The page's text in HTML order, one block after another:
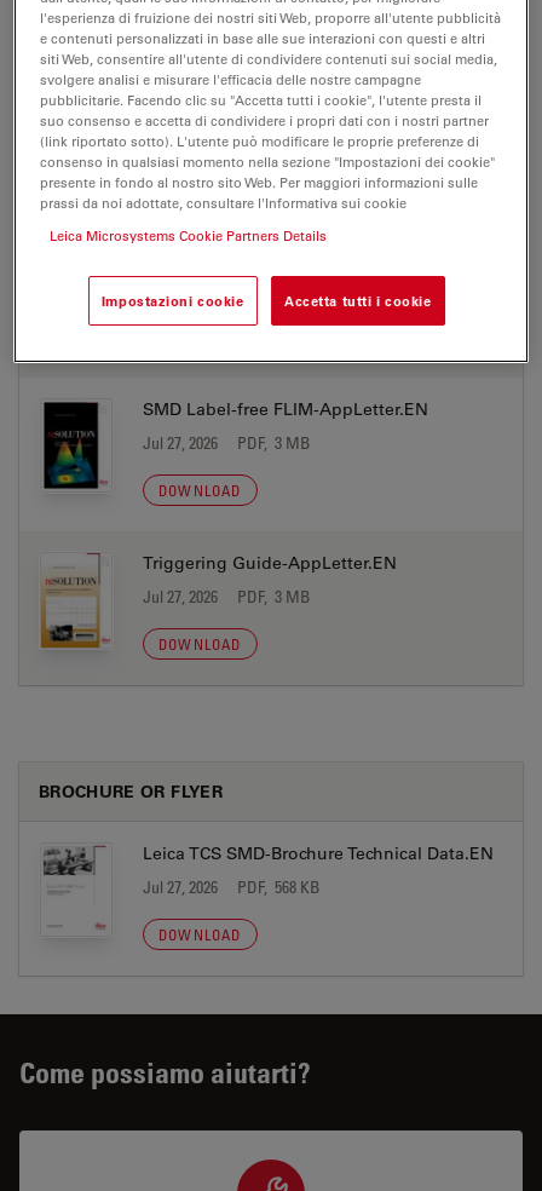
NOTE APPLICATIVE
SMD FCS Basics-AppLetter.EN
Jul 27, 2026 PDF, 1,014 KB
DOWNLOAD
SMD Label-free FLIM-AppLetter.EN
Jul 27, 2026 PDF, 3 MB
DOWNLOAD
Triggering Guide-AppLetter.EN
Jul 27, 2026 PDF, 3 MB
DOWNLOAD
BROCHURE OR FLYER
Leica TCS SMD-Brochure Technical Data.EN
Jul 27, 2026 PDF, 568 KB
DOWNLOAD
Come possiamo aiutarti?
l'esperienza di fruizione dei nostri siti Web, proporre all'utente pubblicità
e contenuti personalizzati in base alle sue interazioni con questi e altri
siti Web, consentire all'utente di condividere contenuti sui social media,
svolgere analisi e misurare l'efficacia delle nostre campagne
pubblicitarie. Facendo clic su "Accetta tutti i cookie", l'utente presta il
suo consenso e accetta di condividere i propri dati con i nostri partner
(link riportato sotto). L'utente può modificare le proprie preferenze di
consenso in qualsiasi momento nella sezione "Impostazioni dei cookie"
presente in fondo al nostro sito Web. Per maggiori informazioni sulle
prassi da noi adottate, consultare l'Informativa sui cookie
Leica Microsystems Cookie Partners Details
Impostazioni cookie Accetta tutti i cookie